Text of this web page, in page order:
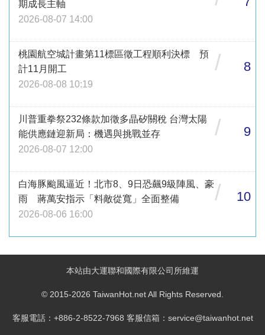
期成長主軸
2026-08-07 14:00
桃園航空城計畫第11標區徵工程順利決標 預
計11月開工
2026-08-08 10:19
/ 8
川普重拳祭232條款加徵多晶矽關稅 台灣太陽
能供應鏈迎新局：機遇與挑戰並存
2026-08-07 12:00
/ 9
白海豚颱風逼近！北市8、9日恐飆9級陣風、豪
雨 蔣萬安指示「料敵從寬」全面整備
2026-08-06 16:00
/ 10
本站由大運聯和國際有限公司所維運
© 2015-2026 TaiwanHot.net All Rights Reserved.
客服電話：+886-2-8522-7968 客服信箱：service@taiwanhot.net